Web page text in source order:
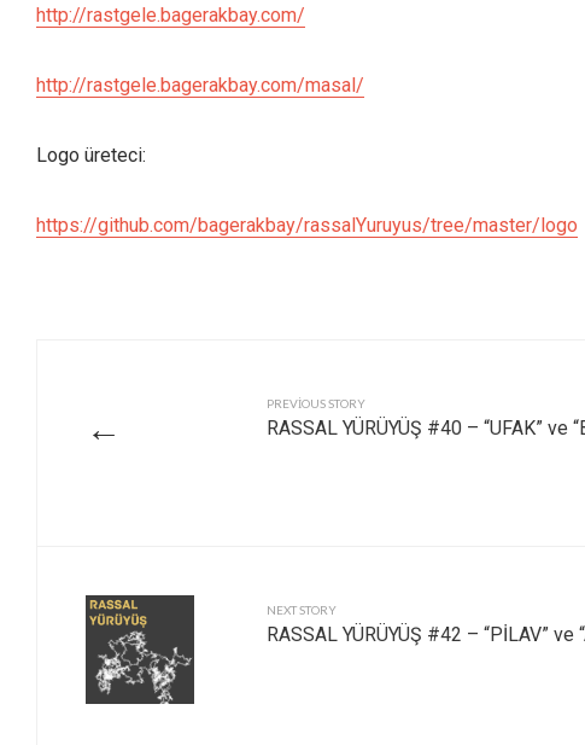
http://rastgele.bagerakbay.com/
http://rastgele.bagerakbay.com/masal/
Logo üreteci:
https://github.com/bagerakbay/rassalYuruyus/tree/master/logo
←
PREVIOUS STORY
RASSAL YÜRÜYÜŞ #40 – “UFAK” ve
NEXT STORY
RASSAL YÜRÜYÜŞ #42 – “PİLAV” ve